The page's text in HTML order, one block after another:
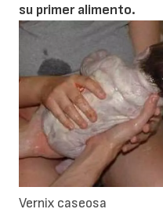
su primer alimento.
Vernix caseosa